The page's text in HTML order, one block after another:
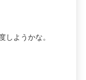
しようかな。